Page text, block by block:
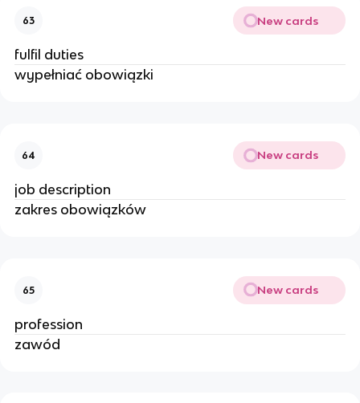
63 New cards
fulfil duties
wypełniać obowiązki
64 New cards
job description
zakres obowiązków
65 New cards
profession
zawód